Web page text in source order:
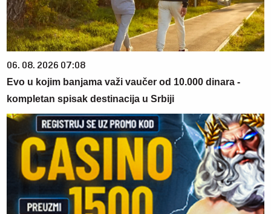
06. 08. 2026 07:08
Evo u kojim banjama važi vaučer od 10.000 dinara -
kompletan spisak destinacija u Srbiji